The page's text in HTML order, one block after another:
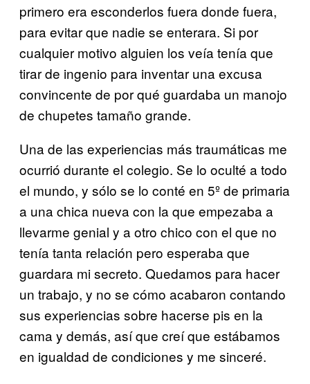
primero era esconderlos fuera donde fuera,
para evitar que nadie se enterara. Si por
cualquier motivo alguien los veía tenía que
tirar de ingenio para inventar una excusa
convincente de por qué guardaba un manojo
de chupetes tamaño grande.
Una de las experiencias más traumáticas me
ocurrió durante el colegio. Se lo oculté a todo
el mundo, y sólo se lo conté en 5º de primaria
a una chica nueva con la que empezaba a
llevarme genial y a otro chico con el que no
tenía tanta relación pero esperaba que
guardara mi secreto. Quedamos para hacer
un trabajo, y no se cómo acabaron contando
sus experiencias sobre hacerse pis en la
cama y demás, así que creí que estábamos
en igualdad de condiciones y me sinceré.